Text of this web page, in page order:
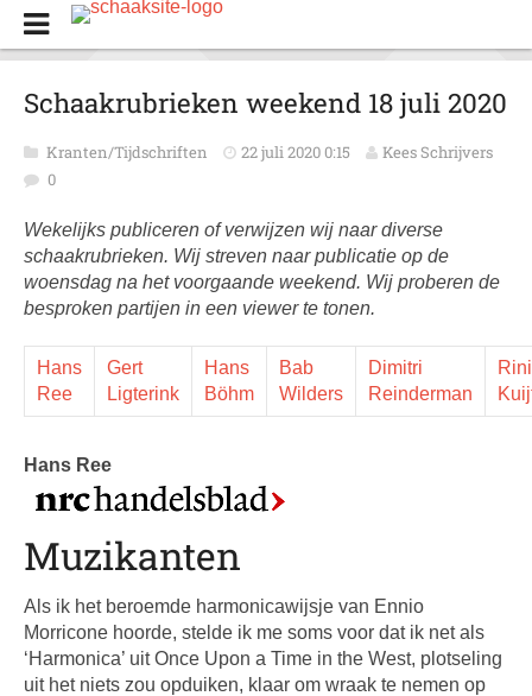
Schaakrubrieken weekend 18 juli 2020
Kranten/Tijdschriften 22 juli 2020 0:15
Kees Schrijvers
0
Wekelijks publiceren of verwijzen wij naar diverse
schaakrubrieken. Wij streven naar publicatie op de
woensdag na het voorgaande weekend. Wij proberen de
besproken partijen in een viewer te tonen.
Hans
Ree
Gert
Ligterink
Hans
Böhm
Bab
Wilders
Dimitri
Reinderman
Rini
Hans Ree
Muzikanten
Als ik het beroemde harmonicawijsje van Ennio
Morricone hoorde, stelde ik me soms voor dat ik net als
‘Harmonica’ uit Once Upon a Time in the West, plotseling
uit het niets zou opduiken, klaar om wraak te nemen op